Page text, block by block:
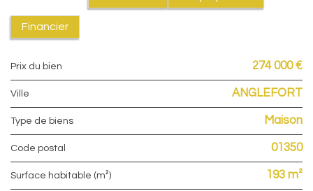
Financier
Prix du bien 274 000 €
Ville ANGLEFORT
Type de biens Maison
Code postal 01350
Surface habitable (m²) 193 m²